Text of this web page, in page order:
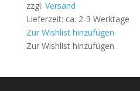
zzgl. Versand
Lieferzeit: ca. 2-3 Werktage
Zur Wishlist hinzufügen
Zur Wishlist hinzufügen